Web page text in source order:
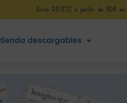
Envío GRATIS a partir de 50€ en
tienda descargables